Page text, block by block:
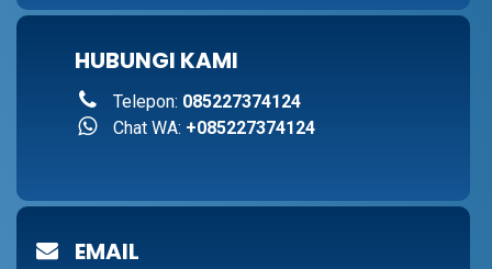
HUBUNGI KAMI
Telepon: 085227374124
Chat WA: +085227374124
EMAIL